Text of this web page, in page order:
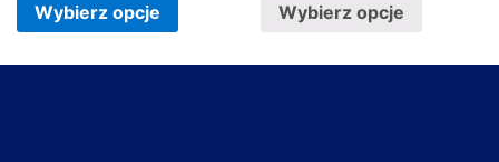
Wybierz opcje Wybierz opcje